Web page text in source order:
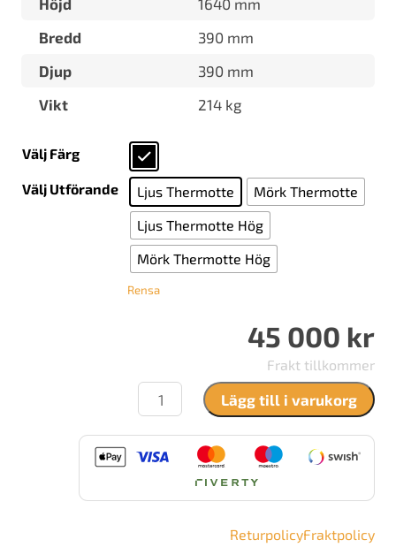
Höjd
1640 mm
Bredd
390 mm
Djup
390 mm
Vikt
214 kg
Välj Färg
Välj Utförande Ljus Thermotte
Mörk Thermotte
Ljus Thermotte Hög
Mörk Thermotte Hög
Rensa
45 000 kr
Frakt tillkommer
Nordpeis
White
mängd
Lägg till i varukorg
ReturpolicyFraktpolicy